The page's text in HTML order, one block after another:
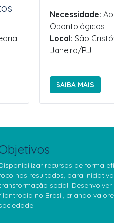
Necessidade:
Odontológicos
Local: São
Janeiro/RJ
SAIBA MAIS
Disponibilizar recursos de forma
nos resultados, para
social.
no Brasil, criando